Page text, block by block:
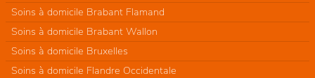
Soins à domicile Brabant Flamand
Soins à domicile Brabant Wallon
Soins à domicile Bruxelles
Soins à domicile Flandre Occidentale